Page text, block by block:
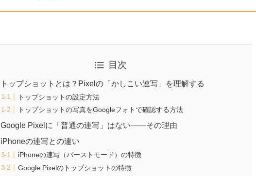
目次
トップショットとは？Pixelの「かしこい連写」を理解する
トップショットの設定方法
トップショットの写真をGoogleフォトで確認する方法
Google Pixelに「普通の連写」はない——その理由
iPhoneの連写との違い
iPhoneの連写（バーストモード）の特徴
Google Pixelのトップショットの特徴